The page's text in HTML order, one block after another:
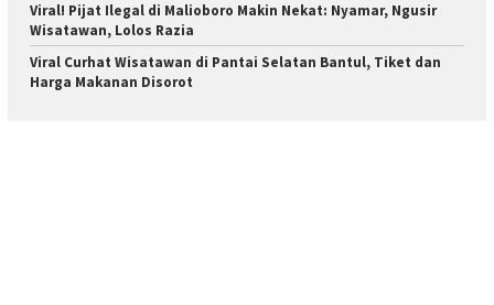
Viral! Pijat Ilegal di Malioboro Makin Nekat: Nyamar, Ngusir
Wisatawan, Lolos Razia
Viral Curhat Wisatawan di Pantai Selatan Bantul, Tiket dan
Harga Makanan Disorot